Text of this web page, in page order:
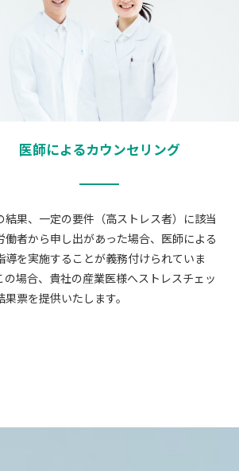
医師によるカウンセリング
結果、一定の要件（高ストレス者）に該当
働者から申し出があった場合、医師による
導を実施することが義務付けられていま
の場合、貴社の産業医様へストレスチェッ
果票を提供いたします。